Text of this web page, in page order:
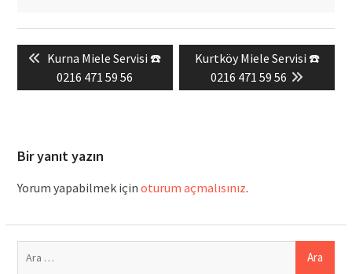
gezinmesi
Previous
post:
Kurna Miele Servisi ☎️
0216 471 59 56
Next
post:
Kurtköy Miele Servisi ☎️
0216 471 59 56
Bir yanıt yazın
Yorum yapabilmek için oturum açmalısınız.